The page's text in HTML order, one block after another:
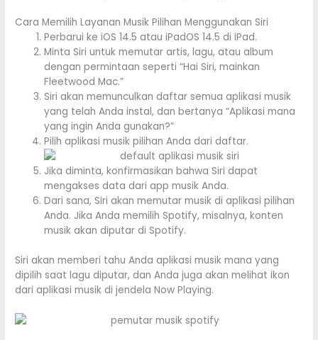
Cara Memilih Layanan Musik Pilihan Menggunakan Siri
Perbarui ke iOS 14.5 atau iPadOS 14.5 di iPad.
Minta Siri‌ untuk memutar artis, lagu, atau album
dengan permintaan seperti “Hai Siri‌, mainkan
Fleetwood Mac.”
Siri akan memunculkan daftar semua aplikasi musik
yang telah Anda instal, dan bertanya “Aplikasi mana
yang ingin Anda gunakan?”
Pilih aplikasi musik pilihan Anda dari daftar.
Jika diminta, konfirmasikan bahwa Siri dapat
mengakses data dari app musik Anda.
Dari sana, Siri akan memutar musik di aplikasi pilihan
Anda. Jika Anda memilih Spotify, misalnya, konten
musik akan diputar di Spotify.
Siri‌ akan memberi tahu Anda aplikasi musik mana yang
dipilih saat lagu diputar, dan Anda juga akan melihat ikon
dari aplikasi musik di jendela Now Playing.